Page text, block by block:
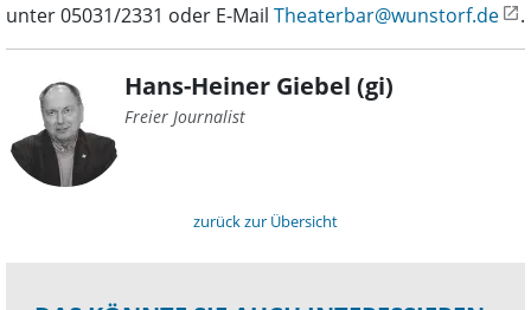
unter 05031/2331 oder E-Mail Theaterbar@wunstorf.de .
Hans-Heiner Giebel (gi)
Freier Journalist
zurück zur Übersicht